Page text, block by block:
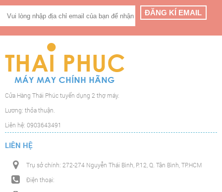
Cửa Hàng Thái Phúc tuyển dụng 2 thợ máy.
Lương: thỏa thuận.
Liên hệ: 0903643491
LIÊN HỆ
Trụ sở chính: 272-274 Nguyễn Thái Bình, P.12, Q. Tân Bình, TP.HCM
Điện thoại: